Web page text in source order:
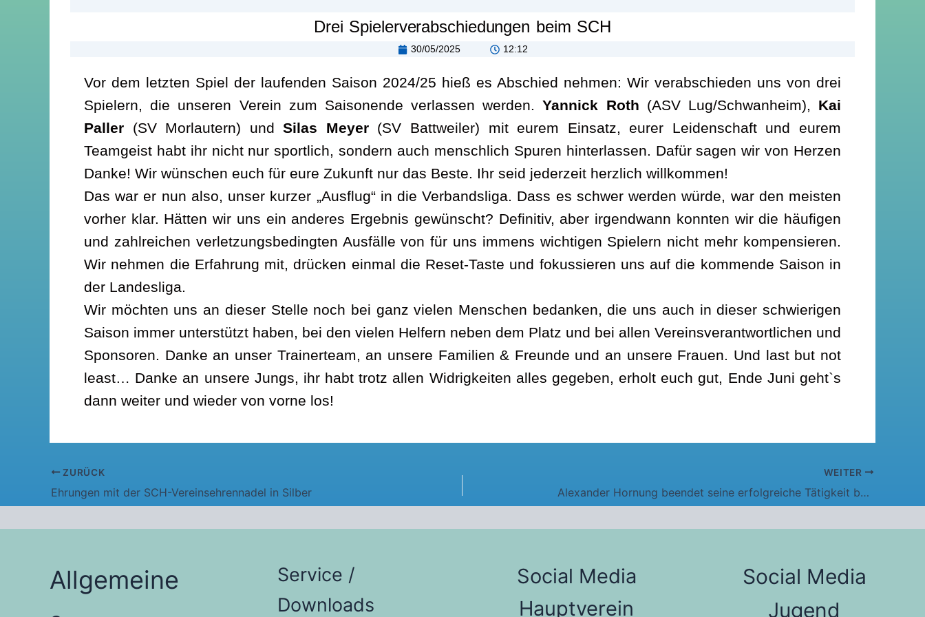
Drei Spielerverabschiedungen beim SCH
30/05/2025 12:12
Vor dem letzten Spiel der laufenden Saison 2024/25 hieß es Abschied nehmen: Wir verabschieden uns von drei
Spielern, die unseren Verein zum Saisonende verlassen werden.Yannick Roth (ASV Lug/Schwanheim), Kai
Paller (SV Morlautern) undSilas Meyer(SV Battweiler) mit eurem Einsatz, eurer Leidenschaft und eurem
Teamgeist habt ihr nicht nur sportlich, sondern auch menschlich Spuren hinterlassen. Dafür sagen wir von Herzen
Danke! Wir wünschen euch für eure Zukunft nur das Beste. Ihr seid jederzeit herzlich willkommen!
Das war er nun also, unser kurzer „Ausflug“ in die Verbandsliga. Dass es schwer werden würde, war den meisten
vorher klar. Hätten wir uns ein anderes Ergebnis gewünscht? Definitiv, aber irgendwann konnten wir die häufigen
und zahlreichen verletzungsbedingten Ausfälle von für uns immens wichtigen Spielern nicht mehr kompensieren.
Wir nehmen die Erfahrung mit, drücken einmal die Reset-Taste und fokussieren uns auf die kommende Saison in
der Landesliga.
Wir möchten uns an dieser Stelle noch bei ganz vielen Menschen bedanken, die uns auch in dieser schwierigen
Saison immer unterstützt haben, bei den vielen Helfern neben dem Platz und bei allen Vereinsverantwortlichen und
Sponsoren. Danke an unser Trainerteam, an unsere Familien & Freunde und an unsere Frauen. Und last but not
least… Danke an unsere Jungs, ihr habt trotz allen Widrigkeiten alles gegeben, erholt euch gut, Ende Juni geht`s
dann weiter und wieder von vorne los!
ZURÜCK
Ehrungen mit der SCH-Vereinsehrennadel in Silber
WEITER
Alexander Hornung beendet seine erfolgreiche Tätigkeit beim SCH
Allgemeine
Service /
Downloads
Social Media
Hauptverein
Social Media
Jugend